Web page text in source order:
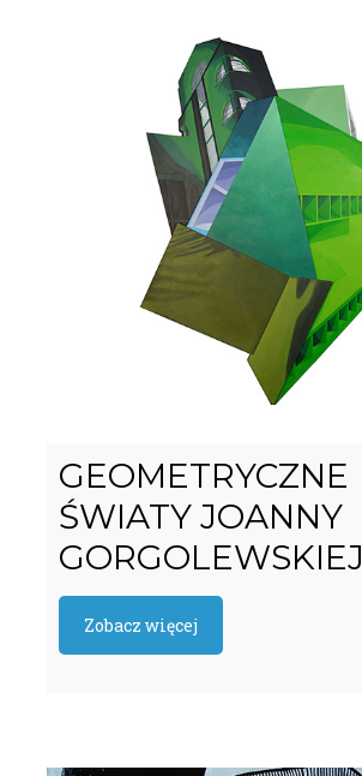
GEOMETRYCZNE
ŚWIATY JOANNY
GORGOLEWSKIEJ
Zobacz więcej